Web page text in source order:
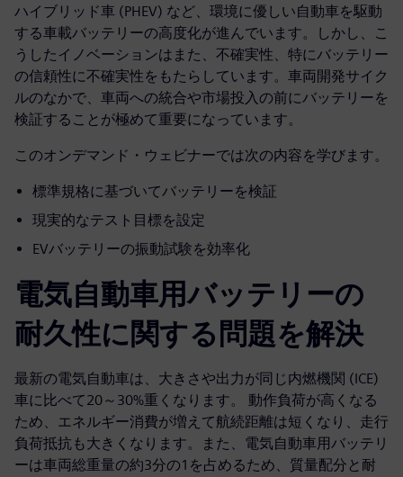
ハイブリッド車 (PHEV) など、環境に優しい自動車を駆動
する車載バッテリーの高度化が進んでいます。しかし、こ
うしたイノベーションはまた、不確実性、特にバッテリー
の信頼性に不確実性をもたらしています。車両開発サイク
ルのなかで、車両への統合や市場投入の前にバッテリーを
検証することが極めて重要になっています。
このオンデマンド・ウェビナーでは次の内容を学びます。
標準規格に基づいてバッテリーを検証
現実的なテスト目標を設定
EVバッテリーの振動試験を効率化
電気自動車用バッテリーの
耐久性に関する問題を解決
最新の電気自動車は、大きさや出力が同じ内燃機関 (ICE)
車に比べて20～30%重くなります。 動作負荷が高くなる
ため、エネルギー消費が増えて航続距離は短くなり、走行
負荷抵抗も大きくなります。また、電気自動車用バッテリ
ーは車両総重量の約3分の1を占めるため、質量配分と耐